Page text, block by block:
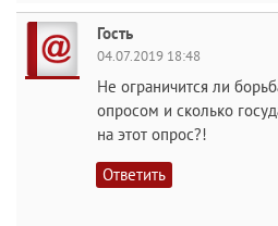
Гость
04.07.2019 18:48
Не ограничится ли
опросом и сколько
на этот опрос?!
Ответить